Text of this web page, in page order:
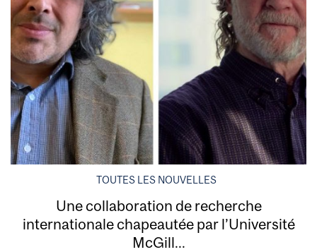
TOUTES LES NOUVELLES
Une collaboration de recherche
internationale chapeautée par l’Université
McGill...